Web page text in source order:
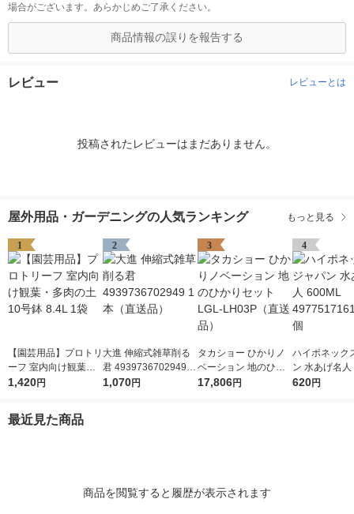
場合がございます。あらかじめご了承ください。
商品情報の誤りを報告する
レビュー レビューとは
投稿されたレビューはまだありません。
屋外用品・ガーデニングの人気ランキング もっと見る
1
【園芸用品】プロトリ
ーフ 室内向け観葉・
多肉の土10号鉢 8.4L
1,420円
2
大進 伸縮式雑草削る
君 4939736702949 1
本（直送品）
1,070円
3
タカショー ひかりノ
ベーション 地のひか
りセット LGL-LH03P
17,806円
4
ハイポネック
ン 水あげ名
620円
最近見た商品
商品を閲覧すると履歴が表示されます